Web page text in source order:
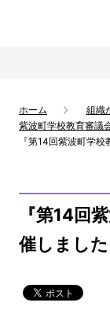
ホーム 組織
紫波町学校教育審議
『第14回紫波町学
『第14回
催しました